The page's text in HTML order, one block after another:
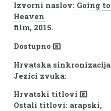
Izvorni naslov: Going to
Heaven
film, 2015.
Dostupno
Hrvatska sinkronizacija
Jezici zvuka:
Hrvatski titlovi
Ostali titlovi: arapski,